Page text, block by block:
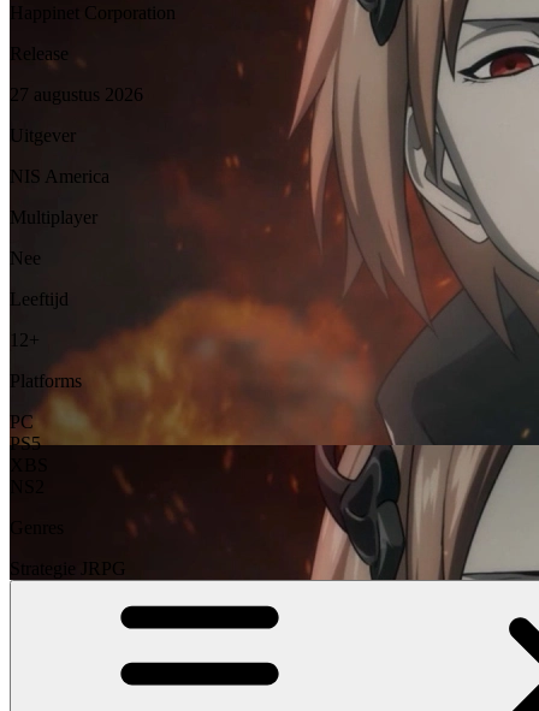
Happinet Corporation
Release
27 augustus 2026
Uitgever
NIS America
Multiplayer
Nee
Leeftijd
12+
Platforms
PC
PS5
Strategie
JRPG